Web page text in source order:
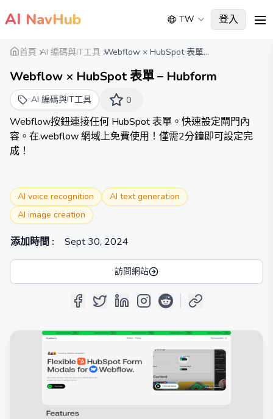
AI NavHub TW 登入
首頁 AI 編碼與IT工具 Webflow × HubSpot 表單...
Webflow × HubSpot 表單 – Hubform
AI 編碼與IT工具 0
Webflow按鈕連接任何 HubSpot 表單。快速設定閘門內
容。在.webflow 網域上免費使用！僅需2分鐘即可設定完
成！
AI voice recognition
AI text generation
AI image creation
添加時間 : Sept 30, 2024
訪問網站